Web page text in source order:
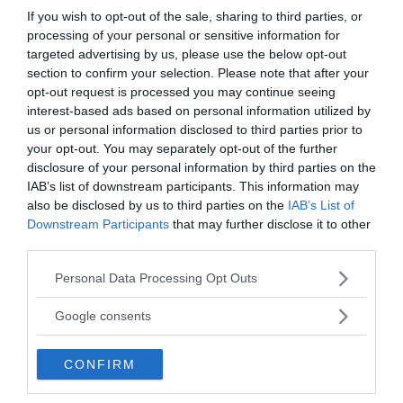
If you wish to opt-out of the sale, sharing to third parties, or
processing of your personal or sensitive information for
targeted advertising by us, please use the below opt-out
section to confirm your selection. Please note that after your
opt-out request is processed you may continue seeing
interest-based ads based on personal information utilized by
us or personal information disclosed to third parties prior to
your opt-out. You may separately opt-out of the further
disclosure of your personal information by third parties on the
IAB’s list of downstream participants. This information may
also be disclosed by us to third parties on the IAB’s List of
Downstream Participants that may further disclose it to other
Please note that this website/app uses one or more Google
not limited to your visit or usage behaviour. You may click to
use your data for below specified purposes in below Google
consent section.
Personal Data Processing Opt Outs
Google consents
CONFIRM
psicologiche ma anche fisiche, degli eventi stressanti.
Coltivare l’amicizia in qualche modo potrebbe anche
farci ammalare di meno perché aiuterebbe ad
affrontare gli eventi con maggiori risorse
riducendone l’impatto stressantea livello fisico e
mentale.
Leggi ancheCome fare amicizia >>
da: RELAZIONI VITA SOCIALE
Ti potrebbe interessare anche